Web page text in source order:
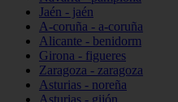
Jaén - jaén
A-coruña - a-coruña
Alicante - benidorm
Girona - figueres
Zaragoza - zaragoza
Asturias - noreña
Asturias - gijón